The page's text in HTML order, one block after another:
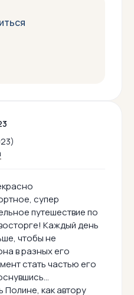
супер
путешествие по
Каждый день
чтобы не
в разных его
стать частью его
как автору